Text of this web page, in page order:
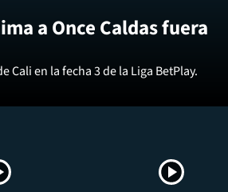
a Once Caldas fuera
Cali en la fecha 3 de la Liga BetPlay.